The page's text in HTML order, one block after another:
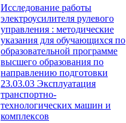
Исследование работы
электроусилителя рулевого
управления : методические
указания для обучающихся по
образовательной программе
высшего образования по
направлению подготовки
23.03.03 Эксплуатация
транспортно-
технологических машин и
комплексов